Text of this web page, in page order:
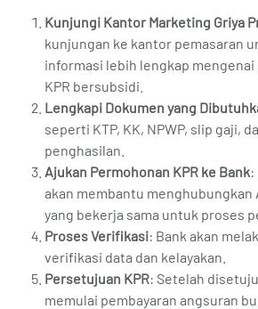
Kunjungi Kantor Marketing Griya
kunjungan ke kantor pemasaran
informasi lebih lengkap
KPR bersubsidi.
Lengkapi Dokumen yang
seperti KTP, KK, NPWP, slip gaji,
penghasilan.
Ajukan Permohonan KPR ke Bank
akan membantu menghubungkan
yang bekerja sama untuk proses
Proses Verifikasi: Bank akan
verifikasi data dan kelayakan.
Persetujuan KPR: Setelah
memulai pembayaran angsuran